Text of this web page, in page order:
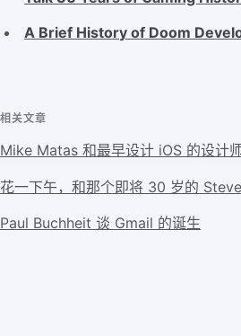
A Brief History of Doom
相关文章
Mike Matas 和最早设计 iOS 的设计
花一下午，和那个即将 30 岁的
Paul Buchheit 谈 Gmail 的诞生